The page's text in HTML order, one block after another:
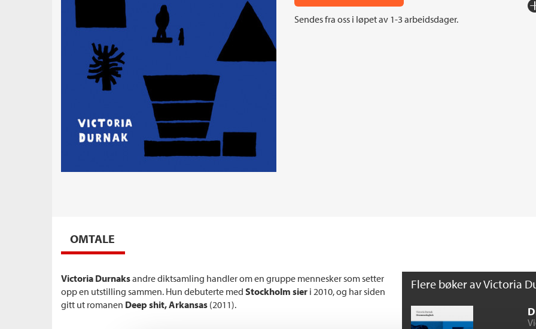
Sendes fra oss i løpet av 1-3 arbeidsdager.
OMTALE
Victoria Durnaksandre diktsamling handler om en gruppe mennesker som setter
opp en utstilling sammen. Hun debuterte med Stockholm sier i 2010, og har siden
gitt ut romanen Deep shit, Arkansas (2011).
Flere bøker av Victoria